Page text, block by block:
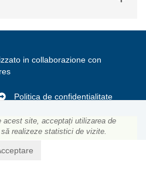
acest site, acceptați utilizarea de
realizeze statistici de vizite.
in collaborazione con
Politica de confidențialitate